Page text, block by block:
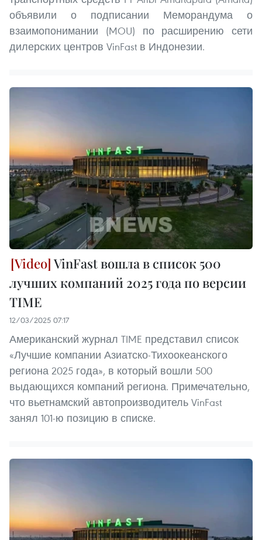
объявили о подписании Меморандума о
взаимопонимании (MOU) по расширению сети
дилерских центров VinFast в Индонезии.
VinFast вошла в список 500
лучших компаний 2025 года по версии
TIME
12/03/2025 07:17
Американский журнал TIME представил список
«Лучшие компании Азиатско-Тихоокеанского
региона 2025 года», в который вошли 500
выдающихся компаний региона. Примечательно,
что вьетнамский автопроизводитель VinFast
занял 101-ю позицию в списке.